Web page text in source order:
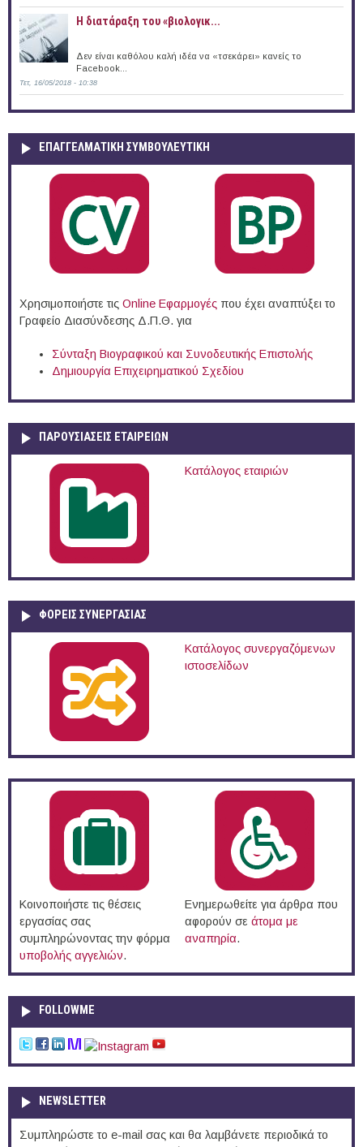
Η διατάραξη του «βιολογικ...
Δεν είναι καθόλου καλή ιδέα να «τσεκάρει» κανείς το
Facebook...
Τετ, 16/05/2018 - 10:38
ΕΠΑΓΓΕΛΜΑΤΙΚΉ ΣΥΜΒΟΥΛΕΥΤΙΚΉ
Χρησιμοποιήστε τις Online Eφαρμογές που έχει αναπτύξει το
Γραφείο Διασύνδεσης Δ.Π.Θ. για
Σύνταξη Βιογραφικού και Συνοδευτικής Επιστολής
Δημιουργία Επιχειρηματικού Σχεδίου
ΠΑΡΟΥΣΙΆΣΕΙΣ ΕΤΑΙΡΕΙΏΝ
Κατάλογος εταιριών
ΦΟΡΕΙΣ ΣΥΝΕΡΓΑΣΙΑΣ
Κατάλογος συνεργαζόμενων
ιστοσελίδων
Κοινοποιήστε τις θέσεις
εργασίας σας
συμπληρώνοντας την φόρμα
υποβολής αγγελιών.
Ενημερωθείτε για άρθρα που
αφορούν σε άτομα με
αναπηρία.
FOLLOWME
NEWSLETTER
Συμπληρώστε το e-mail σας και θα λαμβάνετε περιοδικά το